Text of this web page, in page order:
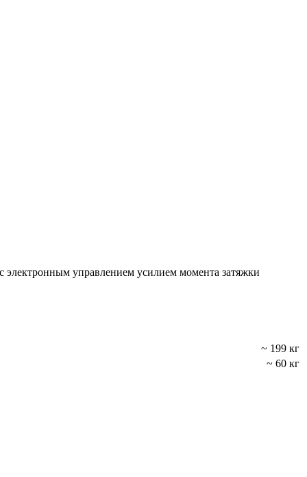
управлением усилием момента затяжки
~ 199 кг
~ 60 кг